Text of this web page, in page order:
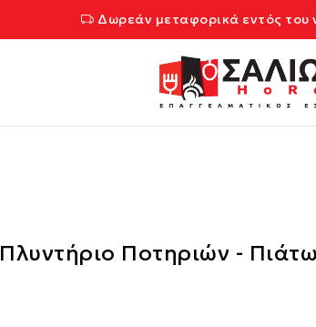
Δωρεάν μεταφορικά εντός του
Πλυντήριο Ποτηριών -